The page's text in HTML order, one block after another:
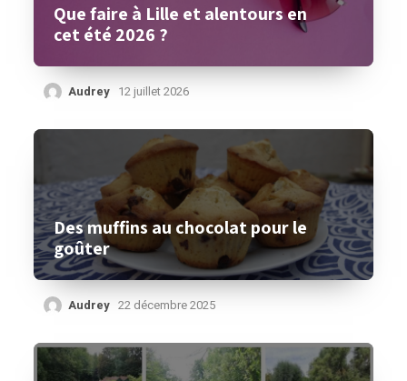
Que faire à Lille et alentours en
cet été 2026 ?
Audrey 12 juillet 2026
Des muffins au chocolat pour le
goûter
Audrey 22 décembre 2025